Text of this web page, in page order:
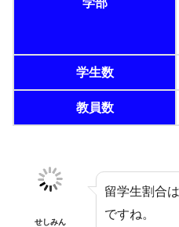
学部
学生数
教員数
せしみん
留学生割合
ですね。